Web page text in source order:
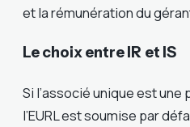
et la rémunération du
Le choix entre IR et IS
Si l’associé unique est
l’EURL est soumise par